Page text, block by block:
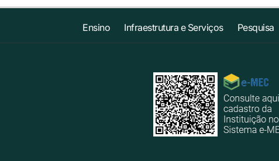
Ensino Infraestrutura e Serviços Pesquisa